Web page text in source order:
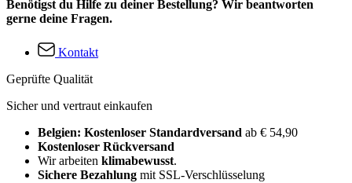
Benötigst du Hilfe zu deiner Bestellung? Wir beantworten
gerne deine Fragen.
Kontakt
Geprüfte Qualität
Sicher und vertraut einkaufen
Belgien: Kostenloser Standardversand ab € 54,90
Kostenloser Rückversand
Wir arbeiten klimabewusst.
Sichere Bezahlung mit SSL-Verschlüsselung